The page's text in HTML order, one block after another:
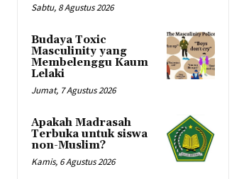
Sabtu, 8 Agustus 2026
Budaya Toxic
Masculinity yang
Membelenggu Kaum
Lelaki
Jumat, 7 Agustus 2026
Apakah Madrasah
Terbuka untuk siswa
non-Muslim?
Kamis, 6 Agustus 2026